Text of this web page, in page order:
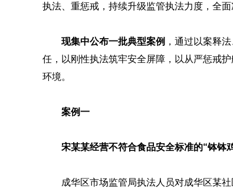
执法、重惩戒，持续升级监管执法力度，全面
现集中公布一批典型案例 ，通过以案释
任，以刚性执法筑牢安全屏障，以从严惩戒
环境。
案例一
宋某某经营不符合食品安全标准的“钵钵
成华区市场监管局执法人员对成华区某